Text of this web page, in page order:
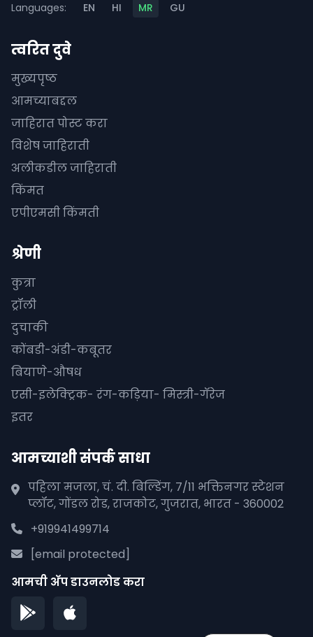
Languages: EN HI MR GU
त्वरित दुवे
मुख्यपृष्ठ
आमच्याबद्दल
जाहिरात पोस्ट करा
विशेष जाहिराती
अलीकडील जाहिराती
किंमत
एपीएमसी किंमती
श्रेणी
कुत्रा
ट्रॉली
दुचाकी
कोंबडी-अंडी-कबूतर
बियाणे-औषध
एसी-इलेक्ट्रिक- रंग-कड़िया- मिस्त्री-गॅरेज
इतर
आमच्याशी संपर्क साधा
पहिला मजला, चं. दी. बिल्डिंग, 7/11 भक्तिनगर स्टेशन
प्लॉट, गोंडल रोड, राजकोट, गुजरात, भारत - 360002
+919941499714
[email protected]
आमची अ‍ॅप डाउनलोड करा